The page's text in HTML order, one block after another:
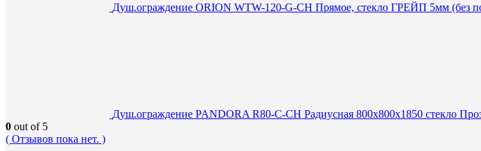
Душ.ограждение ORION WTW-120-G-CH Прямое, стекло ГРЕЙП 5мм (без
Душ.ограждение PANDORA R80-C-CH Радиусная 800х800х1850 стекло
0 out of 5
( Отзывов пока нет. )